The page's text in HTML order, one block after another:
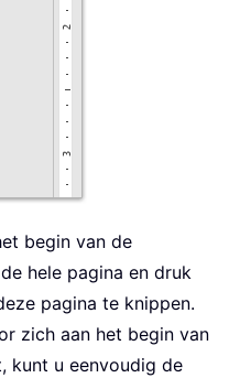
begin van de
hele pagina en druk
pagina te knippen.
zich aan het begin van
kunt u eenvoudig de